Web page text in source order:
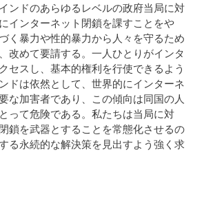
ンドのあらゆるレベルの政府当局に対
インターネット閉鎖を課すことをや
く暴力や性的暴力から人々を守るため
改めて要請する。一人ひとりがインタ
セスし、基本的権利を行使できるよう
ドは依然として、世界的にインターネ
な加害者であり、この傾向は同国の人
って危険である。私たちは当局に対
鎖を武器とすることを常態化させるの
る永続的な解決策を見出すよう強く求